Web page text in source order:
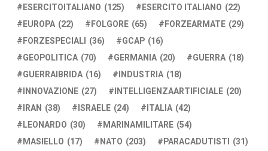
ESERCITOITALIANO (125) ESERCITO ITALIANO (22)
EUROPA (22) FOLGORE (65) FORZEARMATE (29)
FORZESPECIALI (36) GCAP (16)
GEOPOLITICA (70) GERMANIA (20) GUERRA (18)
GUERRAIBRIDA (16) INDUSTRIA (18)
INNOVAZIONE (27) INTELLIGENZAARTIFICIALE (20)
IRAN (38) ISRAELE (24) ITALIA (42)
LEONARDO (30) MARINAMILITARE (54)
MASIELLO (17) NATO (203) PARACADUTISTI (31)